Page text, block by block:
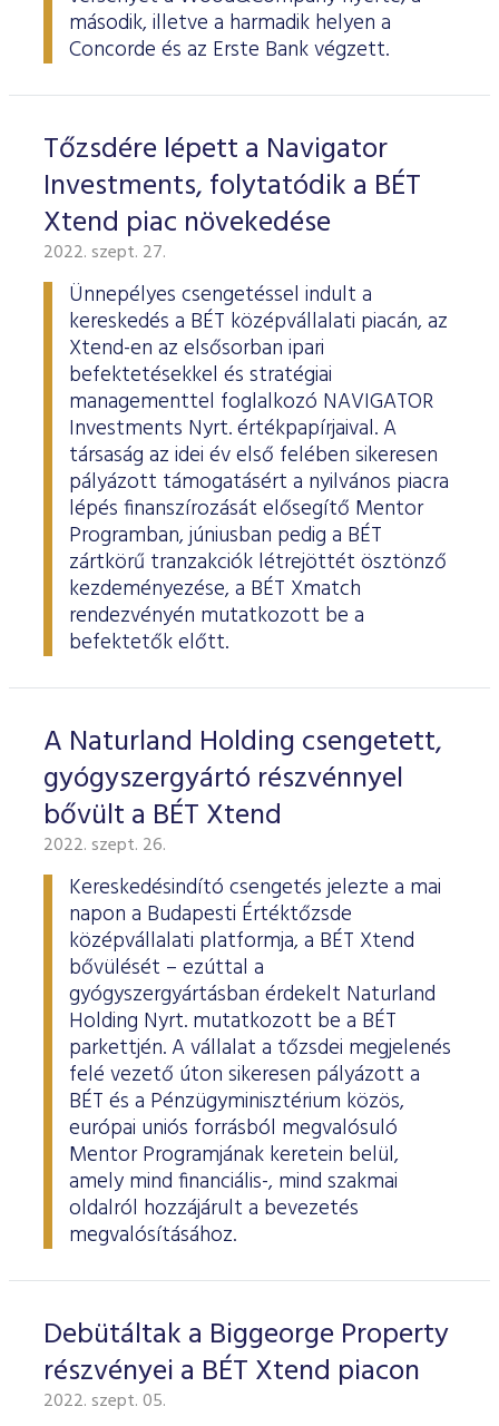
ESG Útmutató
második, illetve a harmadik helyen a
Concorde és az Erste Bank végzett.
Tőzsdére lépett a Navigator
Investments, folytatódik a BÉT
Xtend piac növekedése
2022. szept. 27.
Ünnepélyes csengetéssel indult a
kereskedés a BÉT középvállalati piacán, az
Xtend-en az elsősorban ipari
befektetésekkel és stratégiai
managementtel foglalkozó NAVIGATOR
Investments Nyrt. értékpapírjaival. A
társaság az idei év első felében sikeresen
pályázott támogatásért a nyilvános piacra
lépés finanszírozását elősegítő Mentor
Programban, júniusban pedig a BÉT
zártkörű tranzakciók létrejöttét ösztönző
kezdeményezése, a BÉT Xmatch
rendezvényén mutatkozott be a
befektetők előtt.
A Naturland Holding csengetett,
gyógyszergyártó részvénnyel
bővült a BÉT Xtend
2022. szept. 26.
Kereskedésindító csengetés jelezte a mai
napon a Budapesti Értéktőzsde
középvállalati platformja, a BÉT Xtend
bővülését – ezúttal a
gyógyszergyártásban érdekelt Naturland
Holding Nyrt. mutatkozott be a BÉT
parkettjén. A vállalat a tőzsdei megjelenés
felé vezető úton sikeresen pályázott a
BÉT és a Pénzügyminisztérium közös,
európai uniós forrásból megvalósuló
Mentor Programjának keretein belül,
amely mind financiális-, mind szakmai
oldalról hozzájárult a bevezetés
megvalósításához.
Debütáltak a Biggeorge Property
részvényei a BÉT Xtend piacon
2022. szept. 05.